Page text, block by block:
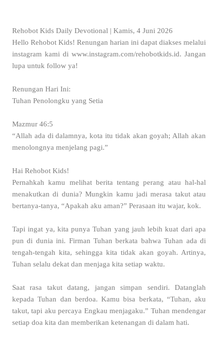
Rehobot Kids Daily Devotional | Kamis, 4 Juni 2026
Hello Rehobot Kids! Renungan harian ini dapat diakses melalui
instagram kami di www.instagram.com/rehobotkids.id. Jangan
lupa untuk follow ya!
Renungan Hari Ini:
Tuhan Penolongku yang Setia
Mazmur 46:5
“Allah ada di dalamnya, kota itu tidak akan goyah; Allah akan
menolongnya menjelang pagi.”
Hai Rehobot Kids!
Pernahkah kamu melihat berita tentang perang atau hal-hal
menakutkan di dunia? Mungkin kamu jadi merasa takut atau
bertanya-tanya, “Apakah aku aman?” Perasaan itu wajar, kok.
Tapi ingat ya, kita punya Tuhan yang jauh lebih kuat dari apa
pun di dunia ini. Firman Tuhan berkata bahwa Tuhan ada di
tengah-tengah kita, sehingga kita tidak akan goyah. Artinya,
Tuhan selalu dekat dan menjaga kita setiap waktu.
Saat rasa takut datang, jangan simpan sendiri. Datanglah
kepada Tuhan dan berdoa. Kamu bisa berkata, “Tuhan, aku
takut, tapi aku percaya Engkau menjagaku.” Tuhan mendengar
setiap doa kita dan memberikan ketenangan di dalam hati.